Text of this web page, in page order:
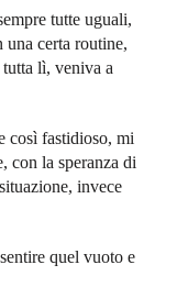
tutte uguali,
certa routine,
tutta lì, veniva a
così fastidioso, mi
con la speranza di
invece
quel vuoto e